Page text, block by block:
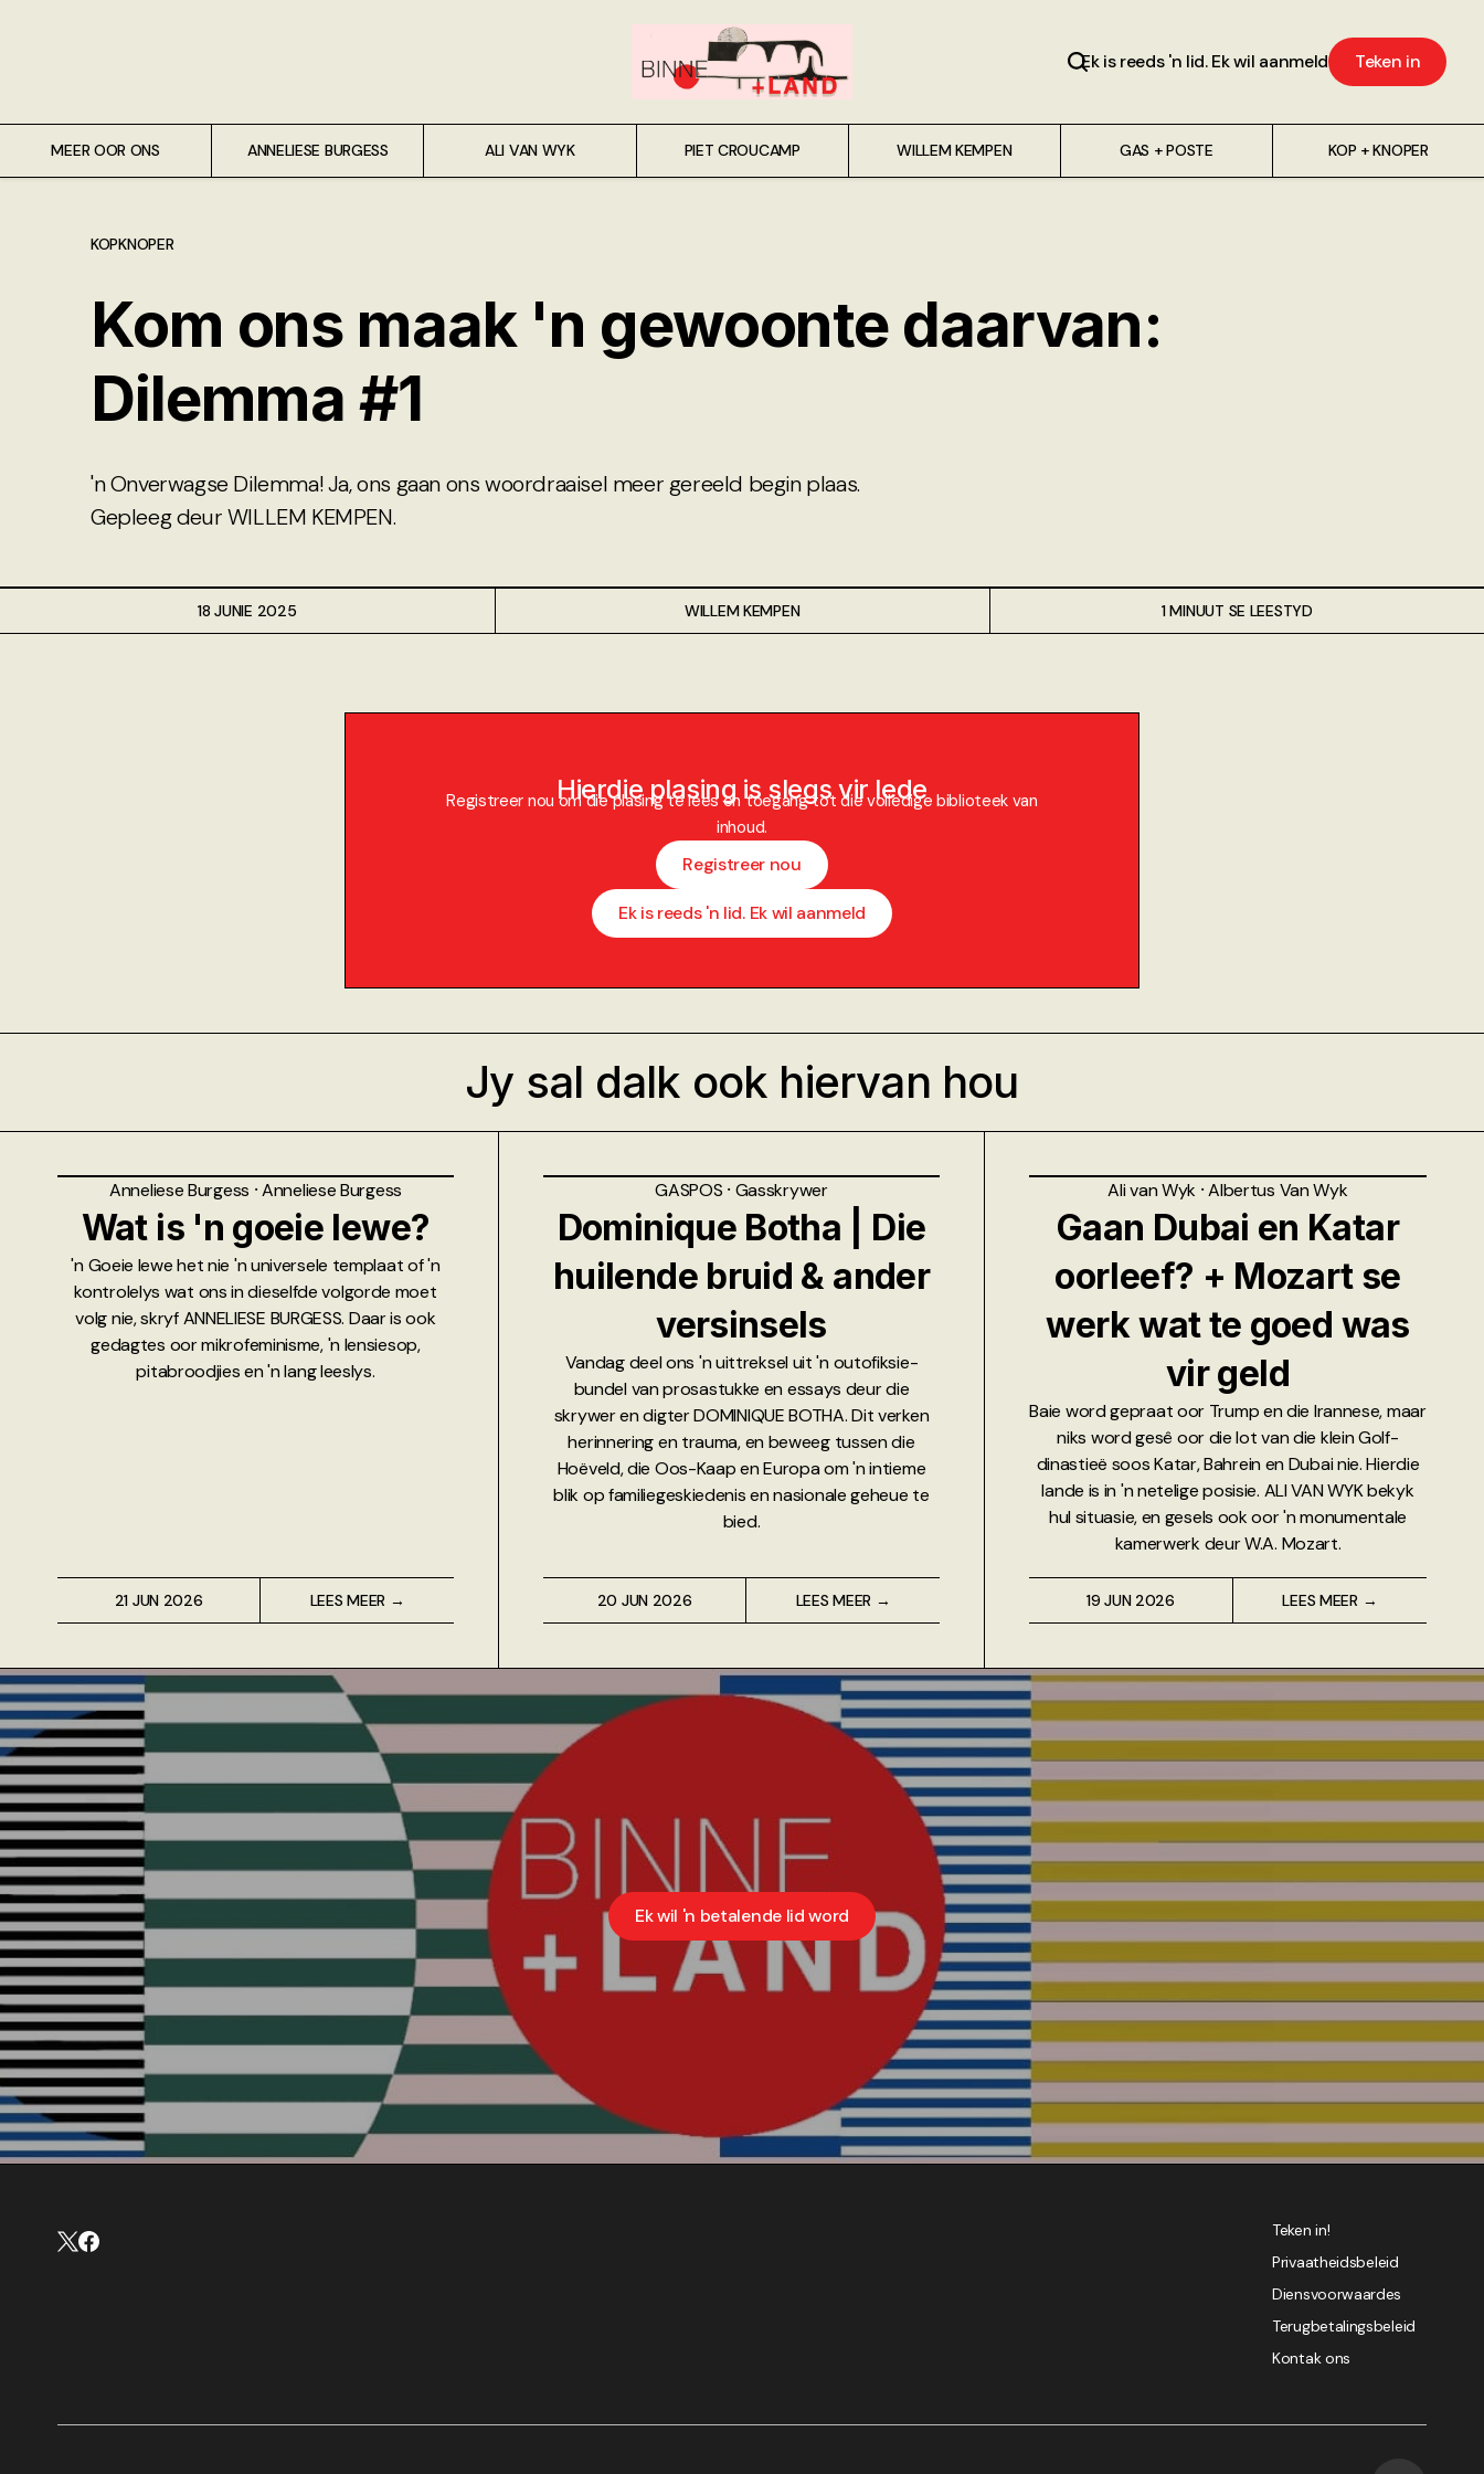
Ek is reeds 'n lid. Ek wil aanmeld Teken in
MEER OOR ONS ANNELIESE BURGESS ALI VAN WYK PIET CROUCAMP WILLEM KEMPEN GAS + POSTE KOP + KNOPER
KOPKNOPER
Kom ons maak 'n gewoonte daarvan:
Dilemma #1
'n Onverwagse Dilemma! Ja, ons gaan ons woordraaisel meer gereeld begin plaas.
Gepleeg deur WILLEM KEMPEN.
18 JUNIE 2025 WILLEM KEMPEN 1 MINUUT SE LEESTYD
Hierdie plasing is slegs vir lede
Registreer nou om die plasing te lees en toegang tot die volledige biblioteek van
inhoud.
Registreer nou
Ek is reeds 'n lid. Ek wil aanmeld
Jy sal dalk ook hiervan hou
Anneliese Burgess ⸱Anneliese Burgess
Wat is 'n goeie lewe?
'n Goeie lewe het nie 'n universele templaat of 'n
kontrolelys wat ons in dieselfde volgorde moet
volg nie, skryf ANNELIESE BURGESS. Daar is ook
gedagtes oor mikrofeminisme, 'n lensiesop,
pitabroodjies en 'n lang leeslys.
21 JUN 2026 LEES MEER →
GASPOS ⸱ Gasskrywer
Dominique Botha | Die
huilende bruid & ander
versinsels
Vandag deel ons 'n uittreksel uit 'n outofiksie-
bundel van prosastukke en essays deur die
skrywer en digter DOMINIQUE BOTHA. Dit verken
herinnering en trauma, en beweeg tussen die
Hoëveld, die Oos-Kaap en Europa om 'n intieme
blik op familiegeskiedenis en nasionale geheue te
bied.
20 JUN 2026 LEES MEER →
Ali van Wyk ⸱Albertus Van Wyk
Gaan Dubai en Katar
oorleef? + Mozart se
werk wat te goed was
vir geld
Baie word gepraat oor Trump en die Irannese, maar
niks word gesê oor die lot van die klein Golf-
dinastieë soos Katar, Bahrein en Dubai nie. Hierdie
lande is in 'n netelige posisie. ALI VAN WYK bekyk
hul situasie, en gesels ook oor 'n monumentale
kamerwerk deur W.A. Mozart.
19 JUN 2026 LEES MEER →
Ek wil 'n betalende lid word
Teken in!
Privaatheidsbeleid
Diensvoorwaardes
Terugbetalingsbeleid
Kontak ons
Ali van Wyk
Gas + Poste
Kop + Knoper